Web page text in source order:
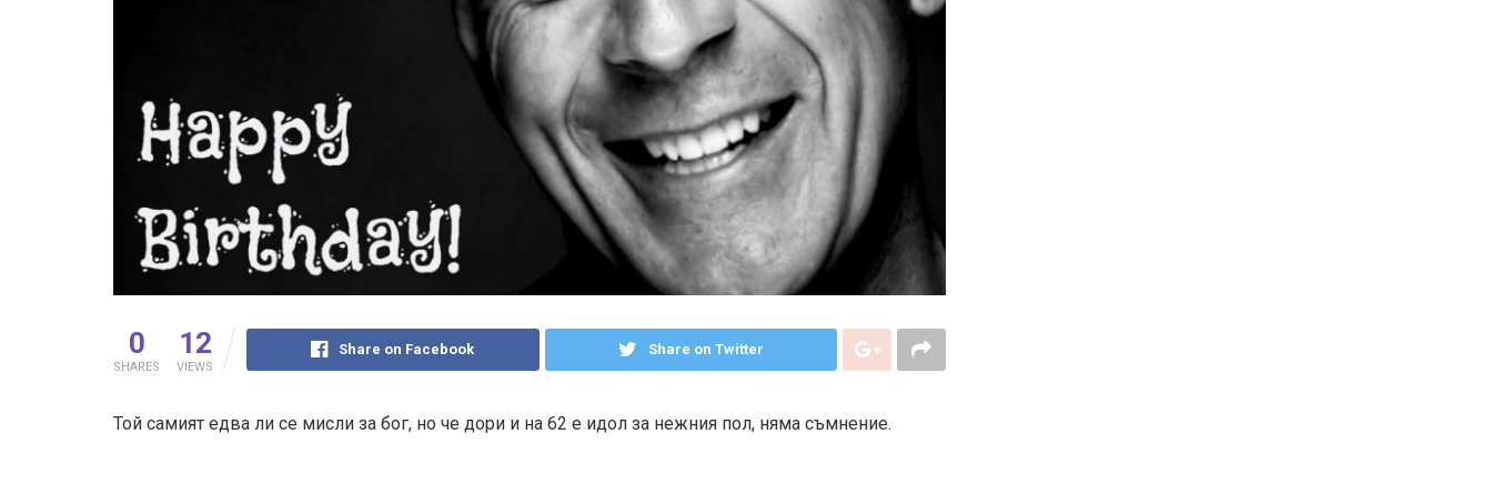
0
SHARES
12
VIEWS
Share on Facebook Share on Twitter
Той самият едва ли се мисли за бог, но че дори и на 62 е идол за нежния пол, няма съмнение.